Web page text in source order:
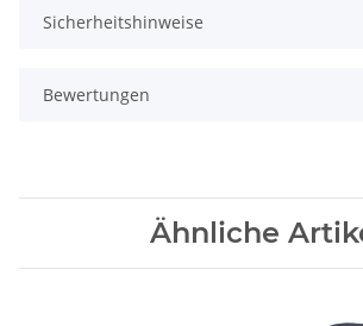
Sicherheitshinweise
Bewertungen
Ähnliche